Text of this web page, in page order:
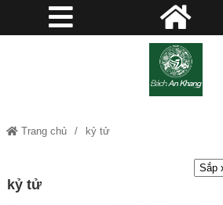
Trang chủ kỷ tử
kỷ tử